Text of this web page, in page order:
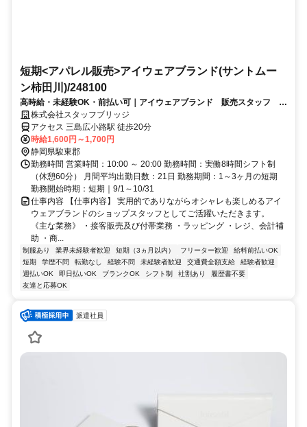
短期<アパレル販売>アイウェアブランド(サントムー
ン柿田川)/248100
高時給・未経験OK・前払い可｜アイウェアブランド 販売スタッフ サ
ントムーン柿田川（交通費全額支給）
株式会社スタッフブリッジ
アクセス 三島広小路駅 徒歩20分
時給1,600円～1,700円
静岡県駿東郡
勤務時間 営業時間：10:00 ～ 20:00 勤務時間：実働8時間シフト制
（休憩60分） 月間平均出勤日数：21日 勤務期間：1～3ヶ月の短期
勤務開始時期：短期｜9/1～10/31
仕事内容 【仕事内容】 実用的でありながらオシャレも楽しめるアイ
ウェアブランドのショップスタッフとしてご活躍いただきます。
《主な業務》 ・接客販売及び付帯業務 ・ラッピング ・レジ、会計補
助 ・商...
制服あり 業界未経験者歓迎 短期（3ヵ月以内） フリーター歓迎
給料前払いOK
短期
学歴不問 転勤なし 経験不問 未経験者歓迎 交通費全額支給
経験者歓迎
週払いOK
即日払いOK ブランクOK シフト制 社割あり
履歴書不要
友達と応募OK
派遣社員